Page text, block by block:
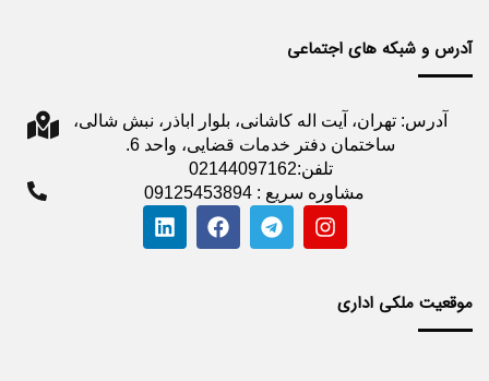
آدرس و شبکه های اجتماعی
آدرس: تهران، آیت اله کاشانی، بلوار اباذر، نبش شالی،
ساختمان دفتر خدمات قضایی، واحد 6.
تلفن:02144097162
مشاوره سریع : 09125453894
موقعیت ملکی اداری